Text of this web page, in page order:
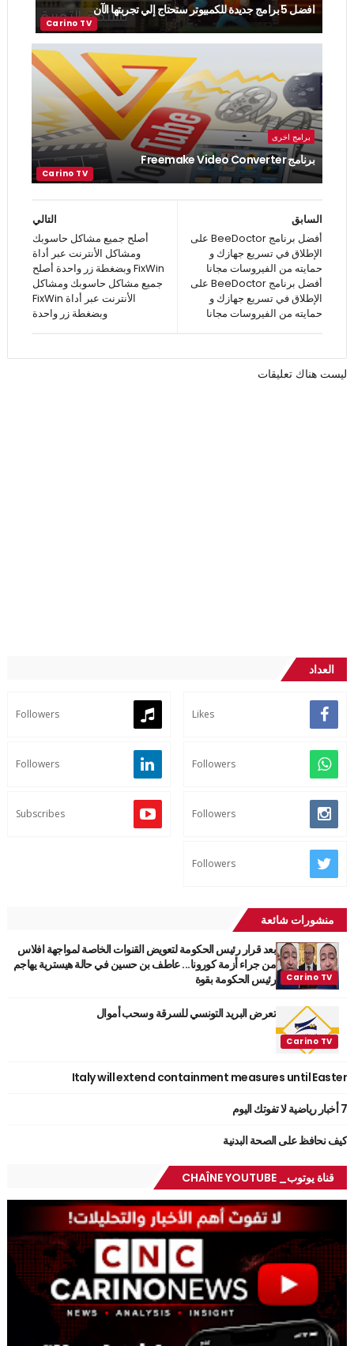
افضل 5 برامج جديدة للكمبيوتر ستحتاج إلي تجربتها الآن
برامج اخرى
برنامج Freemake Video Converter
التالي
أصلح جميع مشاكل حاسوبك
ومشاكل الأنترنت عبر أداة
FixWin وبضغطة زر واحدة أصلح
جميع مشاكل حاسوبك ومشاكل
الأنترنت عبر أداة FixWin
وبضغطة زر واحدة
السابق
أفضل برنامج BeeDoctor على
الإطلاق في تسريع جهازك و
حمايته من الفيروسات مجانا
أفضل برنامج BeeDoctor على
الإطلاق في تسريع جهازك و
حمايته من الفيروسات مجانا
ليست هناك تعليقات
العداد
Likes
Followers
Followers
Followers
Followers
Subscribes
Followers
منشورات شائعة
بعد قرار رئيس الحكومة لتعويض القنوات الخاصة لمواجهة افلاس
من جراء أزمة كورونا... عاطف بن حسين في حالة هيسترية يهاجم
رئيس الحكومة بقوة
تعرض البريد التونسي للسرقة وسحب أموال
Italy will extend containment measures until Easter
7 أخبار رياضية لا تفوتك اليوم
كيف نحافظ على الصحة البدنية
قناة يوتوب_ CHAÎNE YOUTUBE